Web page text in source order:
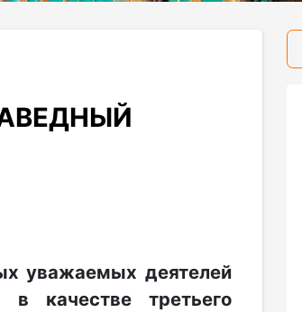
уважаемых деятелей
качестве третьего